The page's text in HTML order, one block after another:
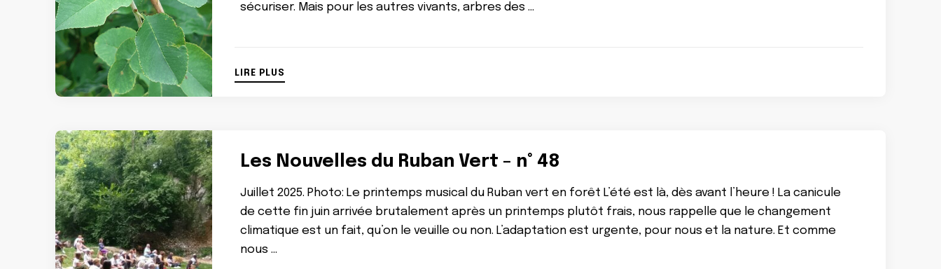
sécuriser. Mais pour les autres vivants, arbres des …
LIRE PLUS
Les Nouvelles du Ruban Vert – n° 48
Juillet 2025. Photo: Le printemps musical du Ruban vert en forêt L’été est là, dès avant l’heure ! La canicule
de cette fin juin arrivée brutalement après un printemps plutôt frais, nous rappelle que le changement
climatique est un fait, qu’on le veuille ou non. L’adaptation est urgente, pour nous et la nature. Et comme
nous …